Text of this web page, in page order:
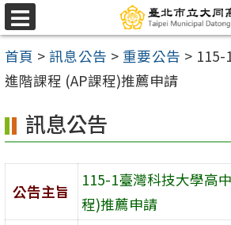
跳
至
主
要
容
區
選
單
首頁 > 訊息公告 > 重要公告 > 115-
進階課程 (AP課程)推薦申請
訊息公告
公告主旨
115-1臺灣科技大學高
程)推薦申請